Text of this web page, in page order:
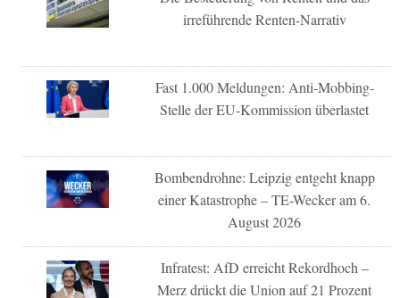
irreführende Renten-Narrativ
Fast 1.000 Meldungen: Anti-Mobbing-
Stelle der EU-Kommission überlastet
Bombendrohne: Leipzig entgeht knapp
einer Katastrophe – TE-Wecker am 6.
August 2026
Infratest: AfD erreicht Rekordhoch –
Merz drückt die Union auf 21 Prozent